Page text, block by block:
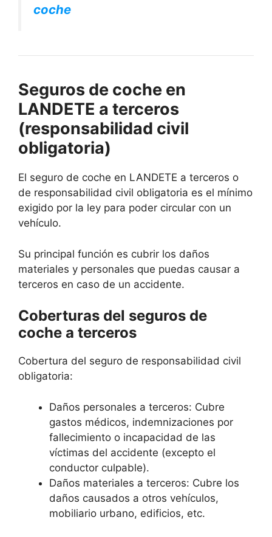
coche
Seguros de coche en
LANDETE a terceros
(responsabilidad civil
obligatoria)
El seguro de coche en LANDETE a terceros o
de responsabilidad civil obligatoria es el mínimo
exigido por la ley para poder circular con un
vehículo.
Su principal función es cubrir los daños
materiales y personales que puedas causar a
terceros en caso de un accidente.
Coberturas del seguros de
coche a terceros
Cobertura del seguro de responsabilidad civil
obligatoria:
Daños personales a terceros: Cubre
gastos médicos, indemnizaciones por
fallecimiento o incapacidad de las
víctimas del accidente (excepto el
conductor culpable).
Daños materiales a terceros: Cubre los
daños causados a otros vehículos,
mobiliario urbano, edificios, etc.